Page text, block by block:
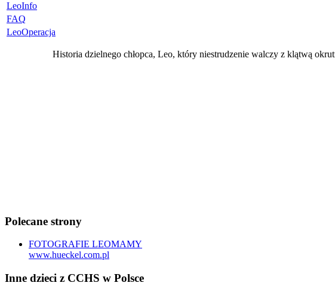
LeoInfo
FAQ
LeoOperacja
Historia dzielnego chłopca, Leo, który niestrudzenie walczy z klątwą
Polecane strony
FOTOGRAFIE LEOMAMY
www.hueckel.com.pl
Inne dzieci z CCHS w Polsce